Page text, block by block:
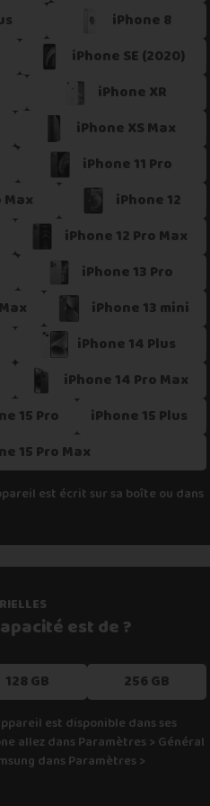
une offre correspondant aux
nous contacter.
iPhone 8
iPhone SE (2020)
iPhone XR
iPhone XS Max
iPhone 11 Pro
Max
iPhone 12
iPhone 12 Pro Max
iPhone 13 Pro
iPhone 13 mini
iPhone 14 Plus
iPhone 14 Pro Max
15 Pro
iPhone 15 Plus
15 Pro Max
est écrit sur sa boîte ou dans
est de ?
128 GB 256 GB
est disponible dans ses
allez dans Paramètres > Général
dans Paramètres >